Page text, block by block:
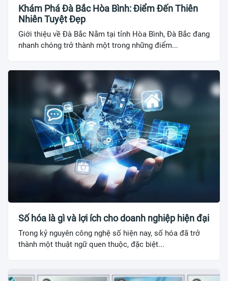
Khám Phá Đà Bắc Hòa Bình: Điểm Đến Thiên
Nhiên Tuyệt Đẹp
Giới thiệu về Đà Bắc Nằm tại tỉnh Hòa Bình, Đà Bắc đang
nhanh chóng trở thành một trong những điểm...
Số hóa là gì và lợi ích cho doanh nghiệp hiện đại
Trong kỷ nguyên công nghệ số hiện nay, số hóa đã trở
thành một thuật ngữ quen thuộc, đặc biệt...